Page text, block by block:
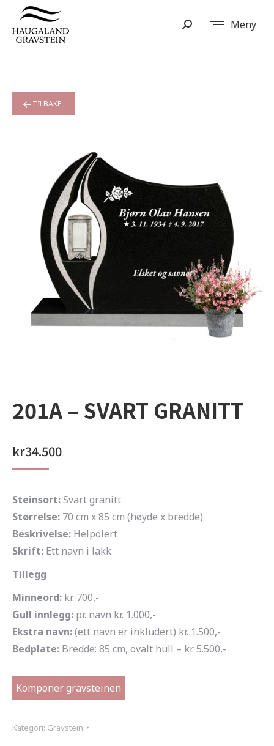
Meny
Search:
TILBAKE
201A – SVART GRANITT
kr34.500
Steinsort:Svart granitt
Størrelse: 70 cm x 85 cm (høyde x bredde)
Beskrivelse: Helpolert
Skrift: Ett navn i lakk
Tillegg
Minneord: kr. 700,-
Gull innlegg: pr. navn kr. 1.000,-
Ekstra navn:(ett navn er inkludert) kr. 1.500,-
Bedplate: Bredde: 85 cm, ovalt hull – kr. 5.500,-
Komponer gravsteinen
Kategori: Gravstein